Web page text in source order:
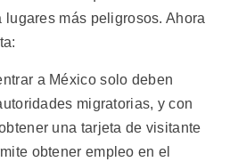
más peligrosos. Ahora
a México solo deben
migratorias, y con
una tarjeta de visitante
obtener empleo en el